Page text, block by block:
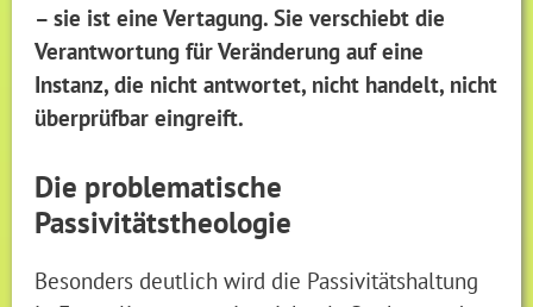
– sie ist eine Vertagung. Sie verschiebt die
Verantwortung für Veränderung auf eine
Instanz, die nicht antwortet, nicht handelt, nicht
überprüfbar eingreift.
Die problematische
Passivitätstheologie
Besonders deutlich wird die Passivitätshaltung